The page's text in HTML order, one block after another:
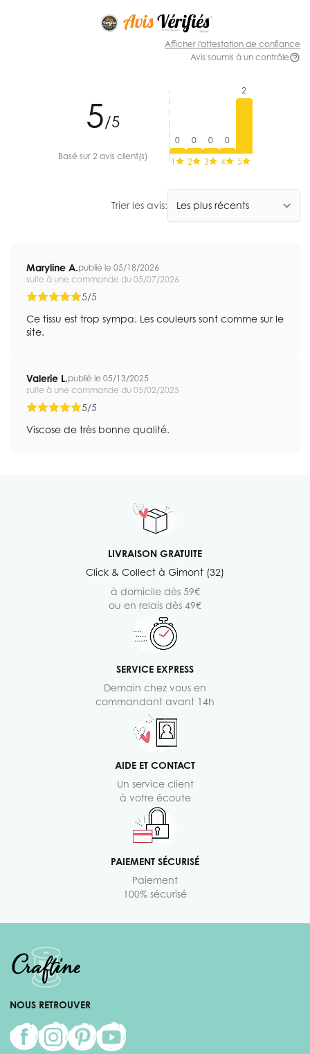
Afficher l'attestation de confiance
Avis soumis à un contrôle
5/5
Basé sur 2 avis client(s)
0
1
0
2
0
3
0
4
2
5
Trier les avis:
Maryline A.publié le 05/18/2026
suite à une commande du 05/07/2026
5/5
Ce tissu est trop sympa. Les couleurs sont comme sur le
site.
Valerie L.publié le 05/13/2025
suite à une commande du 05/02/2025
5/5
Viscose de très bonne qualité.
LIVRAISON GRATUITE
Click & Collect à Gimont (32)
à domicile dès 59€
ou en relais dès 49€
SERVICE EXPRESS
Demain chez vous en
commandant avant 14h
AIDE ET CONTACT
Un service client
à votre écoute
PAIEMENT SÉCURISÉ
Paiement
100% sécurisé
NOUS RETROUVER